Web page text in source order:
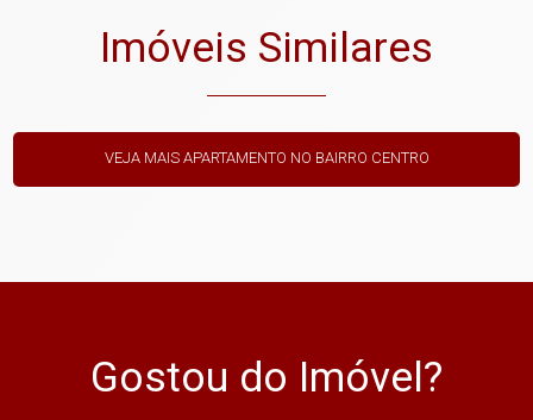
Imóveis Similares
VEJA MAIS APARTAMENTO NO BAIRRO CENTRO
Gostou do Imóvel?